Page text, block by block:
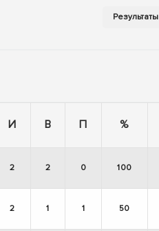
И В П %
2 2 0 100
2 1 1 50